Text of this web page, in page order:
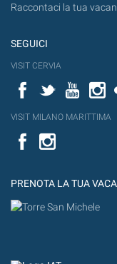
Raccontaci la tua
SEGUICI
VISIT CERVIA
FacebookTwitter
VISIT MILANO MARITTIMA
Facebook
PRENOTA LA TUA